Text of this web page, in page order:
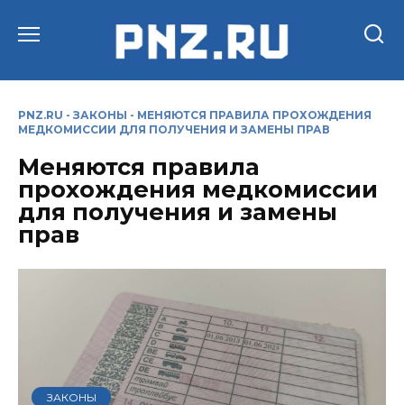
PNZ.RU - ЗАКОНЫ - МЕНЯЮТСЯ ПРАВИЛА ПРОХОЖДЕНИЯ
МЕДКОМИССИИ ДЛЯ ПОЛУЧЕНИЯ И ЗАМЕНЫ ПРАВ
Меняются правила
прохождения медкомиссии
для получения и замены
прав
ЗАКОНЫ